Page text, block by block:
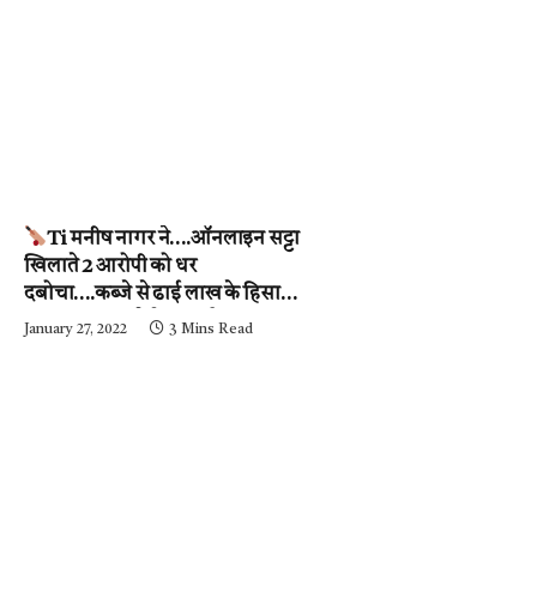
Ti मनीष नागर ने….ऑनलाइन सट्टा
खिलाते 2 आरोपी को धर
दबोचा….कब्जे से ढाई लाख के हिसाब-
किताब जब्त….देखें वीडियो
January 27, 2022 3 Mins Read